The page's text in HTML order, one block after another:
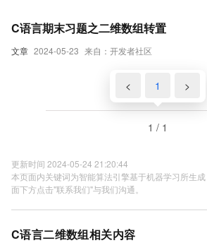
文章 2024-05-23 来自：开发者社区
C语言期末习题之二维数组转置
< 1 >
1 / 1
更新时间 2024-05-24 21:20:44
本页面内关键词为智能算法引擎基于机器学习所生
面下方点击"联系我们"与我们沟通。
C语言二维数组相关内容